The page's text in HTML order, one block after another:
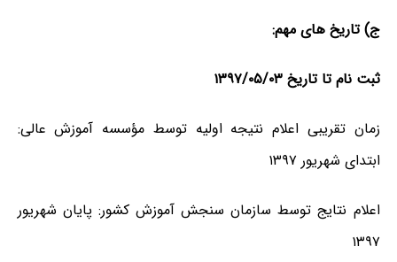
ج) تاریخ های مهم:
ثبت نام تا تاریخ ۱۳۹۷/۰۵/۰۳
زمان تقریبی اعلام نتیجه اولیه توسط مؤسسه آموزش عالی:
ابتدای شهریور ۱۳۹۷
اعلام نتایج توسط سازمان سنجش آموزش کشور: پایان شهریور
۱۳۹۷